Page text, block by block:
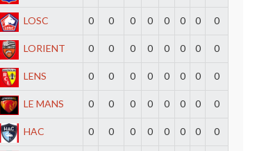
LOSC 0 0 0 0 0 0 0 0
LORIENT 0 0 0 0 0 0 0 0
LENS 0 0 0 0 0 0 0 0
LE MANS 0 0 0 0 0 0 0 0
HAC 0 0 0 0 0 0 0 0